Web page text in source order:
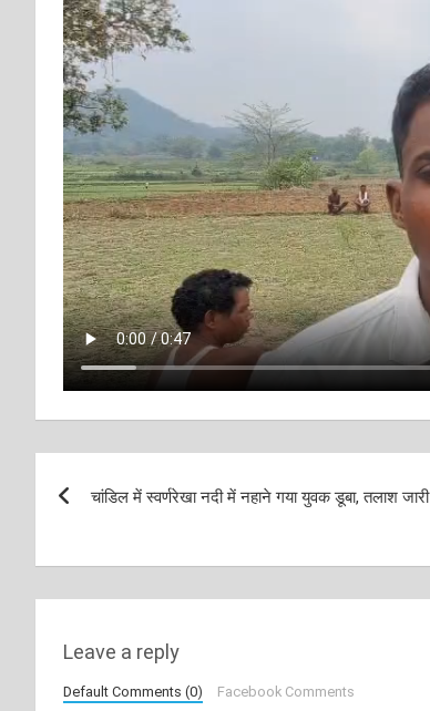
चांडिल में स्वर्णरेखा नदी में नहाने गया युवक डूबा, तलाश जारी
Leave a reply
Default Comments (0) Facebook Comments